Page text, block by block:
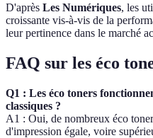
D'après Les Numériques, les
croissante vis-à-vis de la
leur pertinence dans le marché
FAQ sur les éco
Q1 : Les éco toners
classiques ?
A1 : Oui, de nombreux éco
d'impression égale, voire